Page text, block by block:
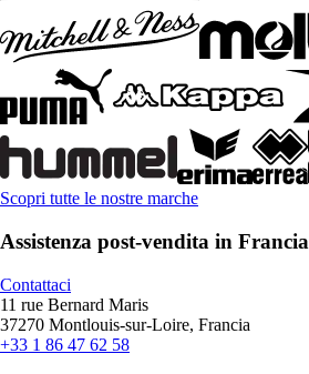
Scopri tutte le nostre marche
Assistenza post-vendita in Francia
Contattaci
11 rue Bernard Maris
37270 Montlouis-sur-Loire, Francia
+33 1 86 47 62 58